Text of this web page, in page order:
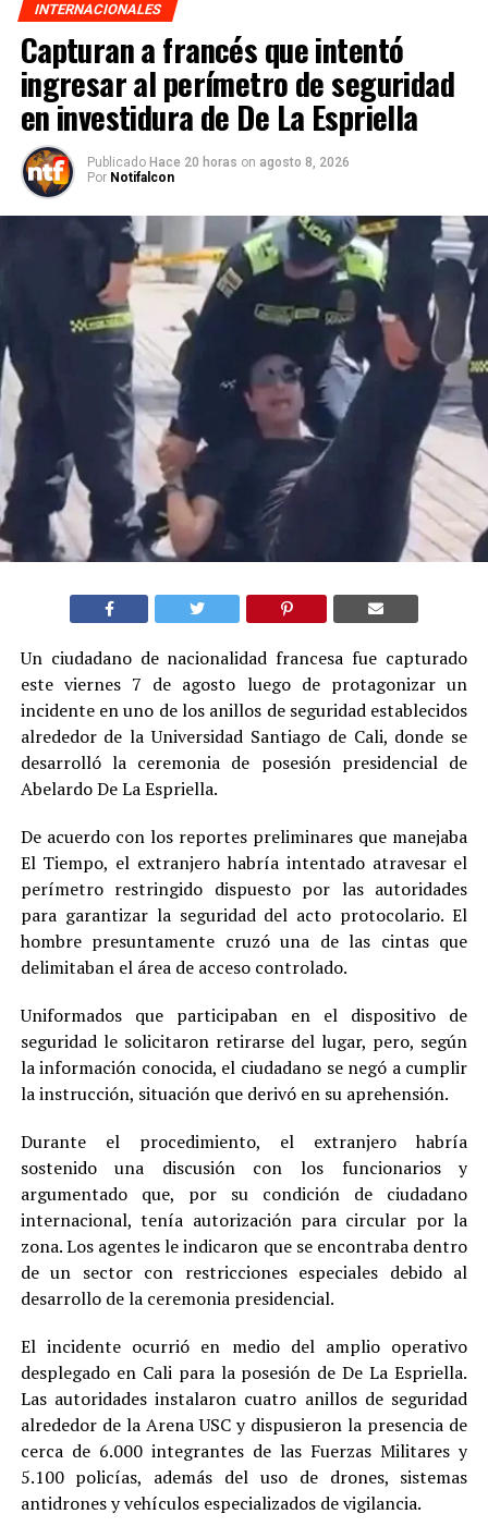
INTERNACIONALES
Capturan a francés que intentó
ingresar al perímetro de seguridad
en investidura de De La Espriella
Publicado Hace 20 horas on agosto 8, 2026
Por Notifalcon
Un ciudadano de nacionalidad francesa fue capturado
este viernes 7 de agosto luego de protagonizar un
incidente en uno de los anillos de seguridad establecidos
alrededor de la Universidad Santiago de Cali, donde se
desarrolló la ceremonia de posesión presidencial de
Abelardo De La Espriella.
De acuerdo con los reportes preliminares que manejaba
El Tiempo, el extranjero habría intentado atravesar el
perímetro restringido dispuesto por las autoridades
para garantizar la seguridad del acto protocolario. El
hombre presuntamente cruzó una de las cintas que
delimitaban el área de acceso controlado.
Uniformados que participaban en el dispositivo de
seguridad le solicitaron retirarse del lugar, pero, según
la información conocida, el ciudadano se negó a cumplir
la instrucción, situación que derivó en su aprehensión.
Durante el procedimiento, el extranjero habría
sostenido una discusión con los funcionarios y
argumentado que, por su condición de ciudadano
internacional, tenía autorización para circular por la
zona. Los agentes le indicaron que se encontraba dentro
de un sector con restricciones especiales debido al
desarrollo de la ceremonia presidencial.
El incidente ocurrió en medio del amplio operativo
desplegado en Cali para la posesión de De La Espriella.
Las autoridades instalaron cuatro anillos de seguridad
alrededor de la Arena USC y dispusieron la presencia de
cerca de 6.000 integrantes de las Fuerzas Militares y
5.100 policías, además del uso de drones, sistemas
antidrones y vehículos especializados de vigilancia.